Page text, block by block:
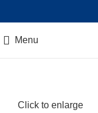
Menu
Click to enlarge